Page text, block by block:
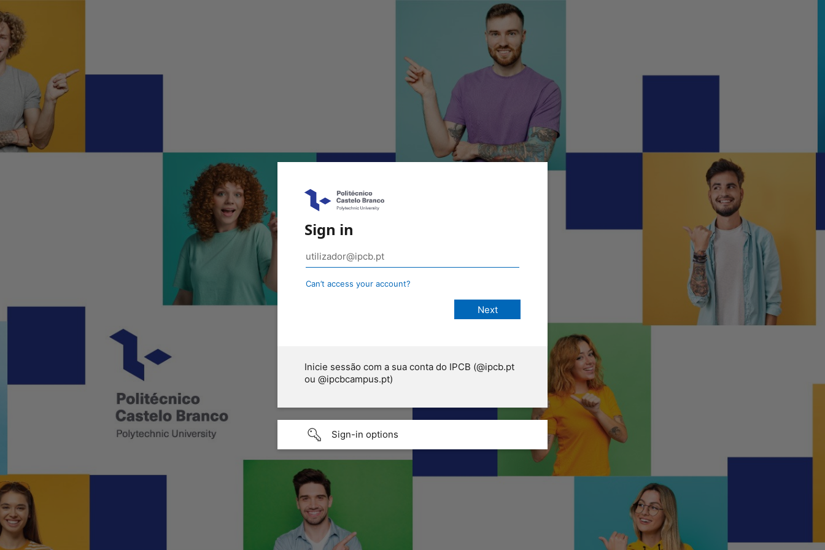
Sign in
Can’t access your account?
Inicie sessão com a sua conta do IPCB (@ipcb.pt
ou @ipcbcampus.pt)
Sign-in options